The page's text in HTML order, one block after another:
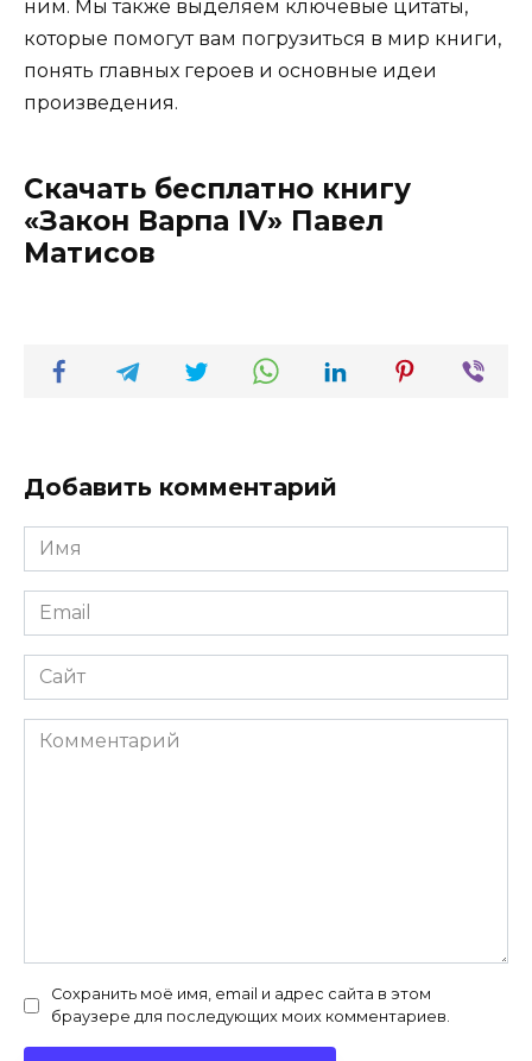
ним. Мы также выделяем ключевые цитаты,
которые помогут вам погрузиться в мир книги,
понять главных героев и основные идеи
произведения.
Скачать бесплатно книгу
«Закон Варпа IV» Павел
Матисов
Добавить комментарий
Имя
*
Email
*
Сайт
Комментарий
Сохранить моё имя, email и адрес сайта в этом
браузере для последующих моих комментариев.